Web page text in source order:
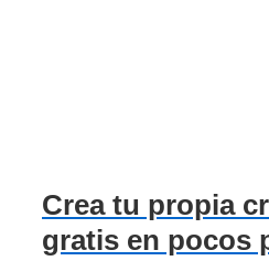
Crea tu propia
gratis en pocos